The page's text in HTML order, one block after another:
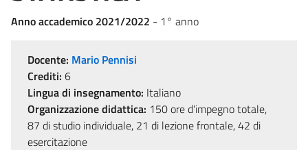
Anno accademico 2021/2022 - 1° anno
Docente: Mario Pennisi
Crediti: 6
Lingua di insegnamento: Italiano
Organizzazione didattica: 150 ore d'impegno totale,
87 di studio individuale, 21 di lezione frontale, 42 di
esercitazione